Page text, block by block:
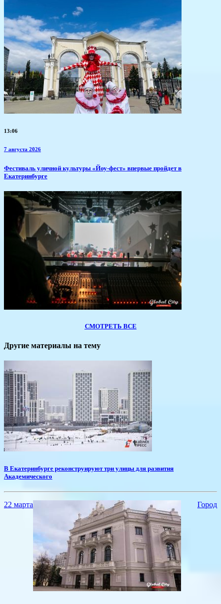
13:06
7 августа 2026
​Фестиваль уличной культуры «Йоу-фест» впервые пройдет в
Екатеринбурге
СМОТРЕТЬ ВСЕ
Другие материалы на тему
​В Екатеринбурге реконструируют три улицы для развития
Академического
22 марта Город